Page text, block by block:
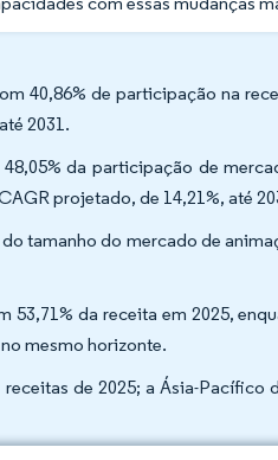
40,86% de participação na
2031.
da participação de
projetado, de 14,21%, até
tamanho do mercado de
da receita em 2025,
mesmo horizonte.
de 2025; a Ásia-Pacífico